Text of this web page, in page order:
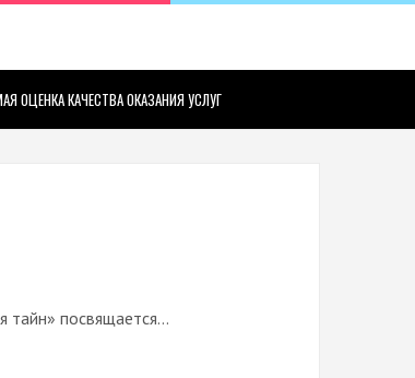
ОЦЕНКА КАЧЕСТВА ОКАЗАНИЯ УСЛУГ
посвящается…